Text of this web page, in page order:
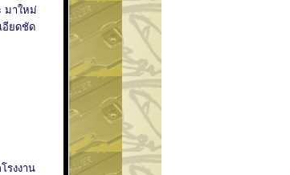
มาใหม่
อียดชัด
รงงาน